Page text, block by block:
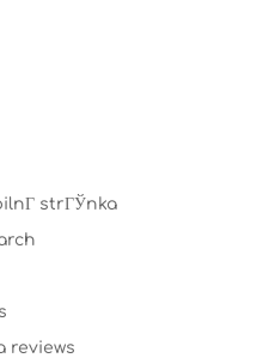
strГЎnka
reviews